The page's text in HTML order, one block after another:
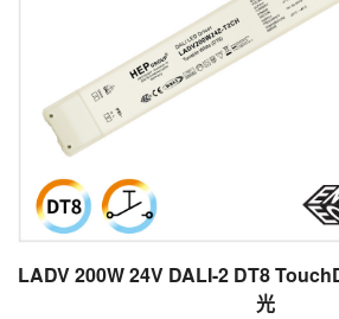
LADV 200W 24V DALI-2 DT8
光